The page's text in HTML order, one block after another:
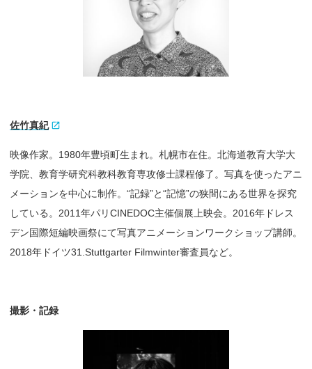
佐竹真紀
映像作家。1980年豊頃町生まれ。札幌市在住。北海道教育大学大
学院、教育学研究科教科教育専攻修士課程修了。写真を使ったアニ
メーションを中心に制作。“記録”と“記憶”の狭間にある世界を探究
している。2011年パリCINEDOC主催個展上映会。2016年ドレス
デン国際短編映画祭にて写真アニ メーションワークショップ講師。
2018年ドイツ31. Stuttgarter Filmwinter審査員など。
撮影・ 記録